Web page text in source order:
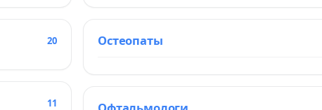
20
11
Остеопаты